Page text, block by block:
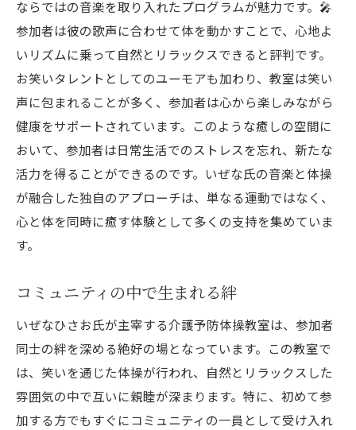
ならではの音楽を取り入れたプログラムが魅力です。🎤
参加者は彼の歌声に合わせて体を動かすことで、心地よ
いリズムに乗って自然とリラックスできると評判です。
お笑いタレントとしてのユーモアも加わり、教室は笑い
声に包まれることが多く、参加者は心から楽しみながら
健康をサポートされています。このような癒しの空間に
おいて、参加者は日常生活でのストレスを忘れ、新たな
活力を得ることができるのです。いぜな氏の音楽と体操
が融合した独自のアプローチは、単なる運動ではなく、
心と体を同時に癒す体験として多くの支持を集めていま
す。
コミュニティの中で生まれる絆
いぜなひさお氏が主宰する介護予防体操教室は、参加者
同士の絆を深める絶好の場となっています。この教室で
は、笑いを通じた体操が行われ、自然とリラックスした
雰囲気の中で互いに親睦が深まります。特に、初めて参
加する方でもすぐにコミュニティの一員として受け入れ